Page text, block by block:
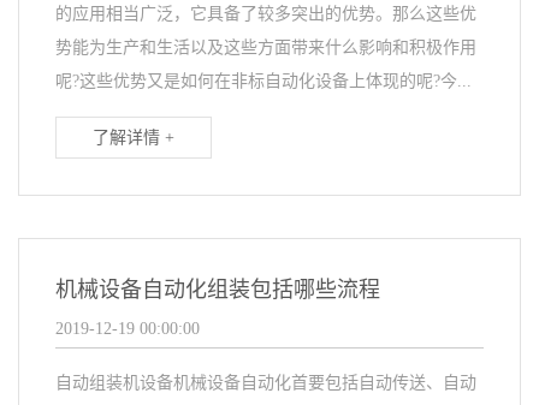
的应用相当广泛，它具备了较多突出的优势。那么这些优
势能为生产和生活以及这些方面带来什么影响和积极作用
呢?这些优势又是如何在非标自动化设备上体现的呢?今...
了解详情 +
机械设备自动化组装包括哪些流程
2019-12-19 00:00:00
自动组装机设备机械设备自动化首要包括自动传送、自动